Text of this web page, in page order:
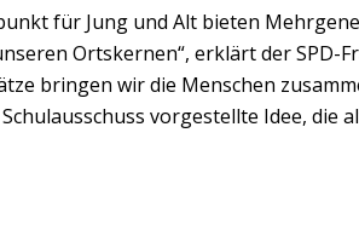
für Jung und Alt bieten
Ortskernen“, erklärt der SPD-
bringen wir die Menschen
vorgestellte Idee, die